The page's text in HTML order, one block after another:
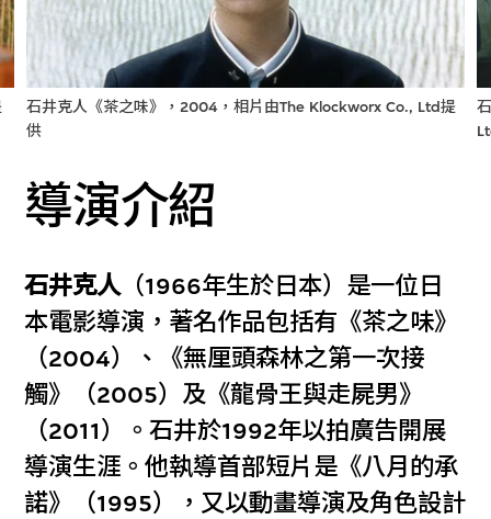
石井克人《茶之味》，2004，相片由The Klockworx Co., Ltd提
供
導演介紹
石井克人（1966年生於日本）是一位日
本電影導演，著名作品包括有《茶之味》
（2004）、《無厘頭森林之第一次接
觸》（2005）及《龍骨王與走屍男》
（2011）。石井於1992年以拍廣告開展
導演生涯。他執導首部短片是《八月的承
諾》（1995），又以動畫導演及角色設計